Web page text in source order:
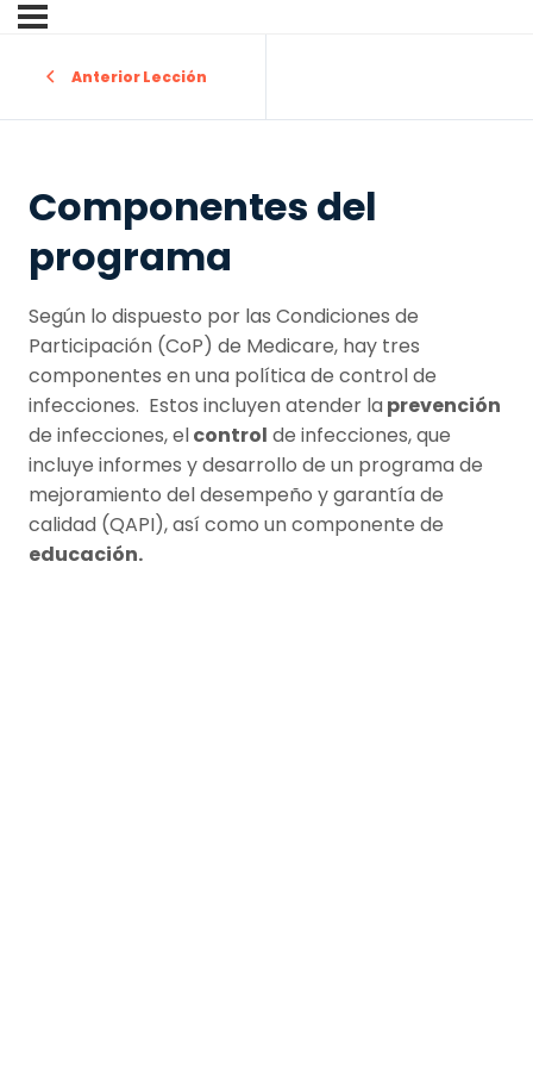
Anterior Lección
Componentes del
programa
Según lo dispuesto por las Condiciones de
Participación (CoP) de Medicare, hay tres
componentes en una política de control de
infecciones. Estos incluyen atender la prevención
de infecciones, elcontrol de infecciones, que
incluye informes y desarrollo de un programa de
mejoramiento del desempeño y garantía de
calidad (QAPI), así como un componente de
educación.